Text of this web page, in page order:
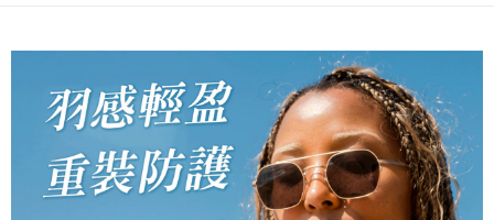
１．透過由恩沛科技股份有限公司提供之「AFTEE先享後付」服務完成之交
易，需依本服務之必要範圍內提供個人資料，並將交易相關給付款項請求債
權轉讓予恩沛科技股份有限公司。
２．關於個人資料處理事宜，請瀏覽以下網址：
https://aftee.tw/terms/#terms3
３．未成年的使用者請事先徵得法定代理人或監護人之同意方可使用
「AFTEE先享後付」，若未經同意申辦者引起之損失，本公司不負相關責
任。
４．使用「AFTEE先享後付」時，將依據個別帳號之用戶狀況，依本公司即
每筆NT$65，滿NT$999(含以上)免運費
萊爾富取貨付款【優惠】
每筆NT$65，滿NT$999(含以上)免運費
999元付款後取貨(萊爾富)
每筆NT$65，滿NT$999(含以上)免運費